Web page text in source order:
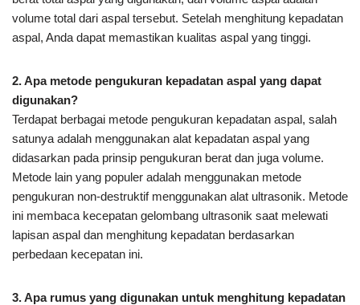
volume total dari aspal tersebut. Setelah menghitung kepadatan
aspal, Anda dapat memastikan kualitas aspal yang tinggi.
2. Apa metode pengukuran kepadatan aspal yang dapat
digunakan?
Terdapat berbagai metode pengukuran kepadatan aspal, salah
satunya adalah menggunakan alat kepadatan aspal yang
didasarkan pada prinsip pengukuran berat dan juga volume.
Metode lain yang populer adalah menggunakan metode
pengukuran non-destruktif menggunakan alat ultrasonik. Metode
ini membaca kecepatan gelombang ultrasonik saat melewati
lapisan aspal dan menghitung kepadatan berdasarkan
perbedaan kecepatan ini.
3. Apa rumus yang digunakan untuk menghitung kepadatan